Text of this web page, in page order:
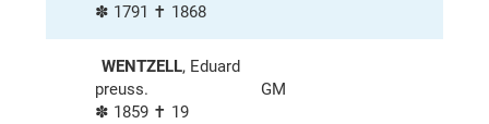
✽ 1791 ✝ 1868
WENTZELL, Eduard
preuss.
GM
✽ 1859 ✝ 19